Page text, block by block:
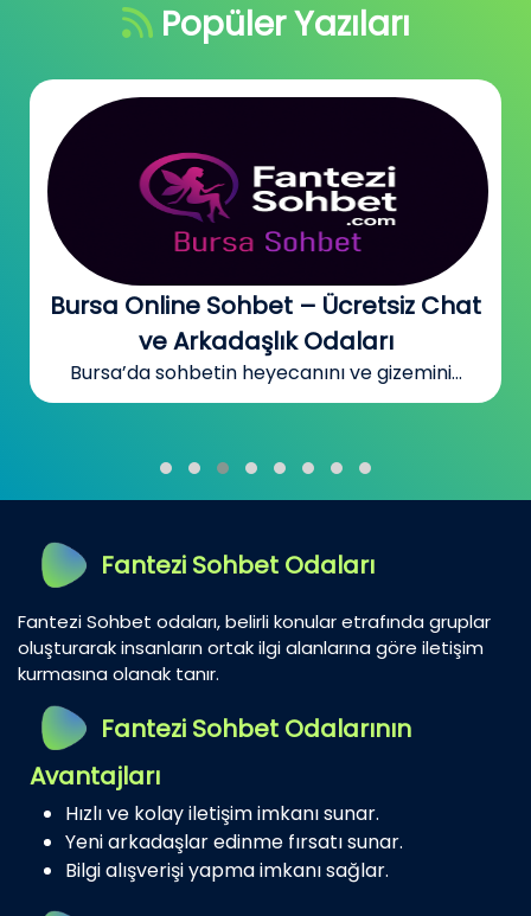
Popüler Yazıları
Bursa Online Sohbet – Ücretsiz Chat
ve Arkadaşlık Odaları
Bursa’da sohbetin heyecanını ve gizemini...
Fantezi Sohbet Odaları
Fantezi Sohbet odaları, belirli konular etrafında gruplar
oluşturarak insanların ortak ilgi alanlarına göre iletişim
kurmasına olanak tanır.
Fantezi Sohbet Odalarının
Avantajları
Hızlı ve kolay iletişim imkanı sunar.
Yeni arkadaşlar edinme fırsatı sunar.
Bilgi alışverişi yapma imkanı sağlar.